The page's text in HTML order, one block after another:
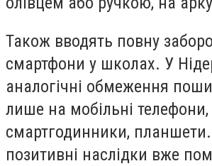
Також вводять повну
смартфони у школах. У
аналогічні обмеження
лише на мобільні
смартгодинники,
позитивні наслідки вже